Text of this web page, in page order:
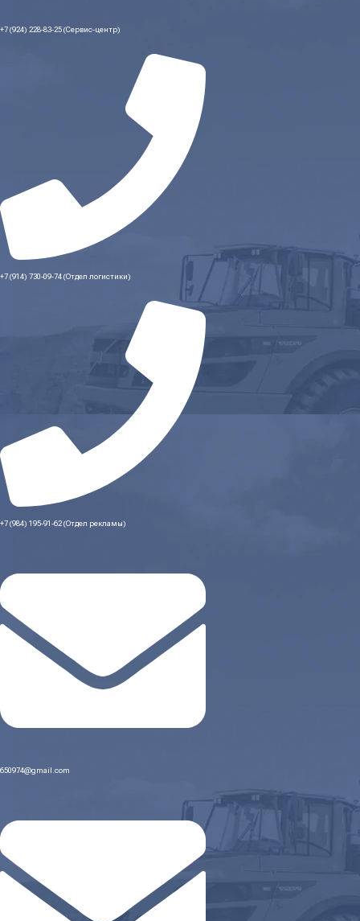
+7 (924) 228-83-25 (Сервис-центр)
+7 (914) 730-09-74 (Отдел логистики)
+7 (984) 195-91-62 (Отдел рекламы)
650974@gmail.com